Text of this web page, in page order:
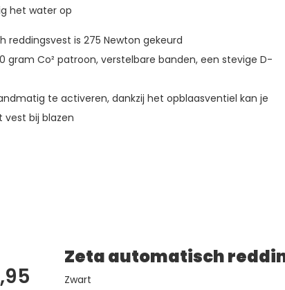
het water op
reddingsvest is 275 Newton gekeurd
gram Co² patroon, verstelbare banden, een stevige D-
te activeren, dankzij het opblaasventiel kan je
vest bij blazen
Zeta automatisch
Zwart